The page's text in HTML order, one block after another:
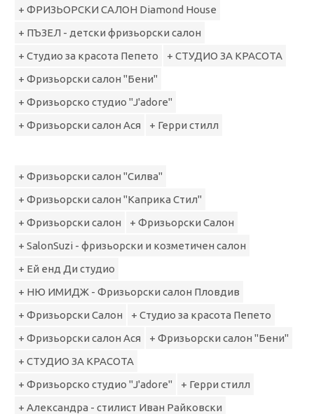
+ ФРИЗЬОРСКИ САЛОН Diamond House
+ ПЪЗЕЛ - детски фризьорски салон
+ Студио за красота Пепето
+ СТУДИО ЗА КРАСОТА
+ Фризьорски салон "Бени"
+ Фризьорско студио "J'adore"
+ Фризьорски салон Ася
+ Герри стилл
+ Фризьорски салон "Силва"
+ Фризьорски салон "Каприка Стил"
+ Фризьорски салон
+ Фризьорски Салон
+ SalonSuzi - фризьорски и козметичен салон
+ Ей енд Ди студио
+ НЮ ИМИДЖ - Фризьорски салон Пловдив
+ Фризьорски Салон
+ Студио за красота Пепето
+ Фризьорски салон Ася
+ Фризьорски салон "Бени"
+ СТУДИО ЗА КРАСОТА
+ Фризьорско студио "J'adore"
+ Герри стилл
+ Александра - стилист Иван Райковски